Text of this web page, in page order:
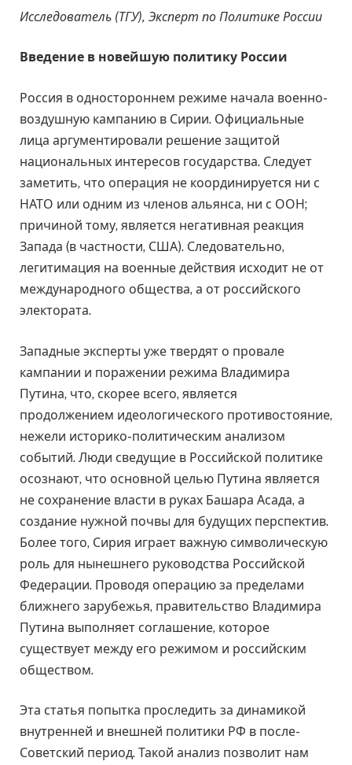
Исследователь (ТГУ), Эксперт по Политике России
Введение в новейшую политику России
Россия в одностороннем режиме начала военно-
воздушную кампанию в Сирии. Официальные
лица аргументировали решение защитой
национальных интересов государства. Следует
заметить, что операция не координируется ни с
НАТО или одним из членов альянса, ни с ООН;
причиной тому, является негативная реакция
Запада (в частности, США). Следовательно,
легитимация на военные действия исходит не от
международного общества, а от российского
электората.
Западные эксперты уже твердят о провале
кампании и поражении режима Владимира
Путина, что, скорее всего, является
продолжением идеологического противостояние,
нежели историко-политическим анализом
событий. Люди сведущие в Российской политике
осознают, что основной целью Путина является
не сохранение власти в руках Башара Асада, а
создание нужной почвы для будущих перспектив.
Более того, Сирия играет важную символическую
роль для нынешнего руководства Российской
Федерации. Проводя операцию за пределами
ближнего зарубежья, правительство Владимира
Путина выполняет соглашение, которое
существует между его режимом и российским
обществом.
Эта статья попытка проследить за динамикой
внутренней и внешней политики РФ в после-
Советский период. Такой анализ позволит нам